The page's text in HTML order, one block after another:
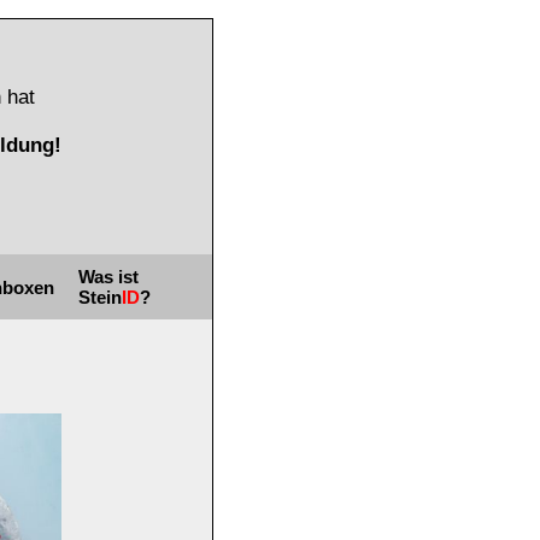
hat
Was ist
SteinID?